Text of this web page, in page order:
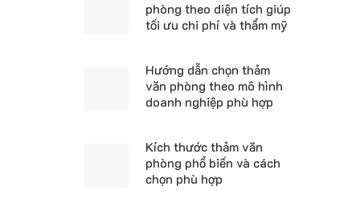
phòng theo diện tích giúp
tối ưu chi phí và thẩm mỹ
Hướng dẫn chọn thảm
văn phòng theo mô hình
doanh nghiệp phù hợp
Kích thước thảm văn
phòng phổ biến và cách
chọn phù hợp